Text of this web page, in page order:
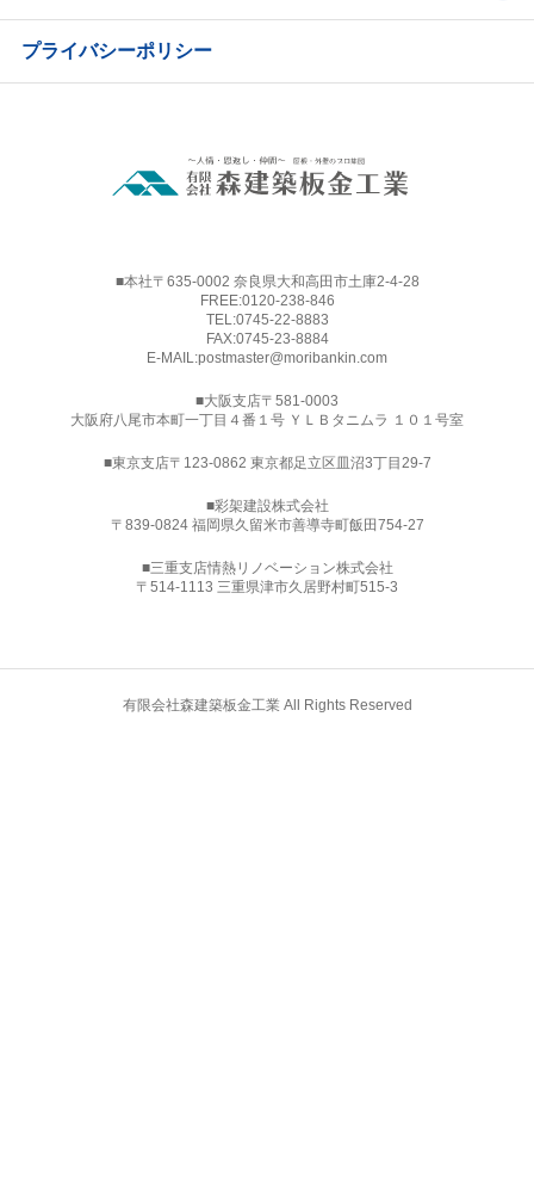
プライバシーポリシー
■本社〒635-0002 奈良県大和高田市土庫2-4-28
FREE:0120-238-846
TEL:0745-22-8883
FAX:0745-23-8884
E-MAIL:postmaster@moribankin.com
■大阪支店〒581-0003
大阪府八尾市本町一丁目４番１号 ＹＬＢタニムラ １０１号室
■東京支店〒123-0862 東京都足立区皿沼3丁目29-7
■彩架建設株式会社
〒839-0824 福岡県久留米市善導寺町飯田754-27
■三重支店情熱リノベーション株式会社
〒514-1113 三重県津市久居野村町515-3
有限会社森建築板金工業 All Rights Reserved